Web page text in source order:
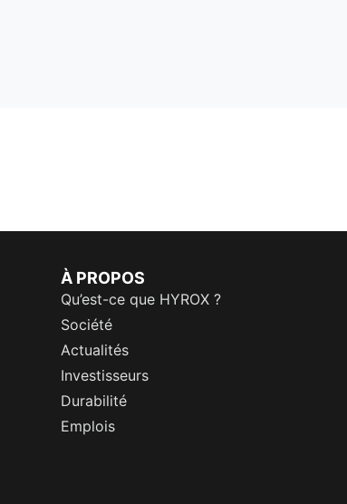
À PROPOS
Qu’est-ce que HYROX ?
Société
Actualités
Investisseurs
Durabilité
Emplois